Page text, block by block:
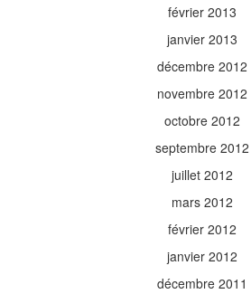
février 2013
janvier 2013
décembre 2012
novembre 2012
octobre 2012
septembre 2012
juillet 2012
mars 2012
février 2012
janvier 2012
décembre 2011